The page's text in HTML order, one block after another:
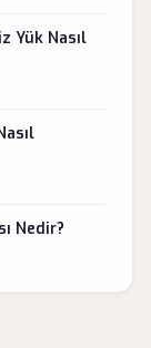
Yük Nasıl
Nedir?